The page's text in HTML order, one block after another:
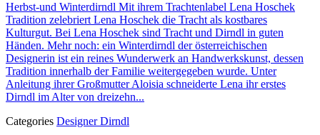
Herbst-und Winterdirndl Mit ihrem Trachtenlabel Lena Hoschek
Tradition zelebriert Lena Hoschek die Tracht als kostbares
Kulturgut. Bei Lena Hoschek sind Tracht und Dirndl in guten
Händen. Mehr noch: ein Winterdirndl der österreichischen
Designerin ist ein reines Wunderwerk an Handwerkskunst, dessen
Tradition innerhalb der Familie weitergegeben wurde. Unter
Anleitung ihrer Großmutter Aloisia schneiderte Lena ihr erstes
Dirndl im Alter von dreizehn...
Categories Designer Dirndl